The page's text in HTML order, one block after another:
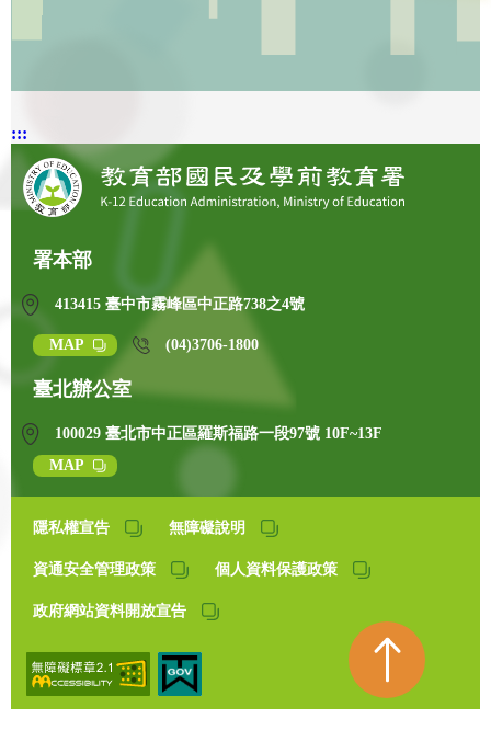
:::
署本部
413415 臺中市霧峰區中正路738之4號
MAP (04)3706-1800
臺北辦公室
100029 臺北市中正區羅斯福路一段97號 10F~13F
MAP
隱私權宣告 無障礙說明
資通安全管理政策 個人資料保護政策
政府網站資料開放宣告